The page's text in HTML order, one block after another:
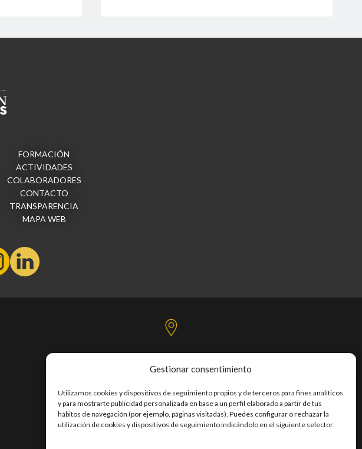
Gestionar consentimiento
Utilizamos cookies y dispositivos de seguimiento propios y de terceros para fines analíticos
y para mostrarte publicidad personalizada en base a un perfil elaborado a partir de tus
hábitos de navegación (por ejemplo, páginas visitadas). Puedes configurar o rechazar la
utilización de cookies y dispositivos de seguimiento indicándolo en el siguiente selector:
FORMACIÓN
ACTIVIDADES
COLABORADORES
CONTACTO
TRANSPARENCIA
MAPA WEB
C/. Mercedes, Las Torres, s/n,
Taco / 38108 – San Cristóbal de La Laguna